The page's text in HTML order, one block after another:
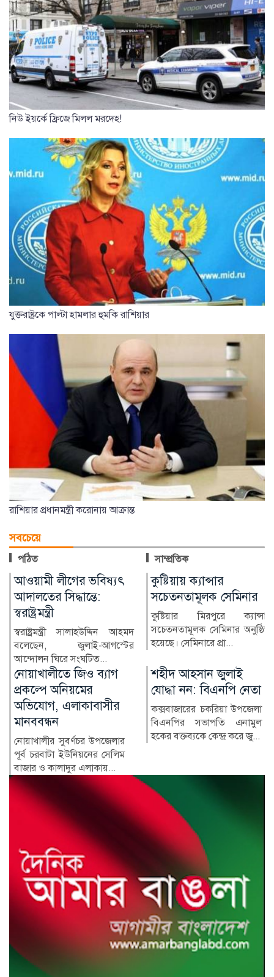
নিউ ইয়র্কে ফ্রিজে মিলল মরদেহ!
যুক্তরাষ্ট্রকে পাল্টা হামলার হুমকি রাশিয়ার
রাশিয়ার প্রধানমন্ত্রী করোনায় আক্রান্ত
সবচেয়ে
পঠিত সাম্প্রতিক
কুষ্টিয়ায় ক্যান্সার
সচেতনতামূলক সেমিনার
কুষ্টিয়ার মিরপুরে ক্যান্সার
সচেতনতামূলক সেমিনার অনুষ্ঠিত
হয়েছে। সেমিনারে প্রা...
লাখ টাকার ফল-নাস্তা নিয়ে
সাবেক ইউএনওকে ঘিরে
প্রশ্ন
কুষ্টিয়ার মিরপুর উপজেলার সাবেক
নির্বাহী কর্মকর্তা (ইউএনও)
শহীদ আহসান জুলাই
যোদ্ধা নন: বিএনপি নেতা
কক্সবাজারের চকরিয়া উপজেলা
বিএনপির সভাপতি এনামুল
হকের বক্তব্যকে কেন্দ্র করে জু...
হাসিনা দিল্লিতে,
পরিবারের অন্য সদস্যরা
কে কোথায়?
সাবেক প্রধানমন্ত্রী শেখ হাসিনার
সরকারের পতনের পর তাঁর